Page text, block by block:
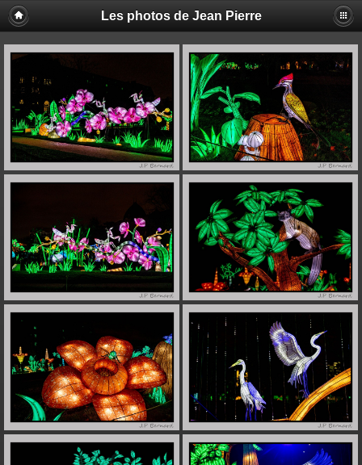
Les photos de Jean Pierre